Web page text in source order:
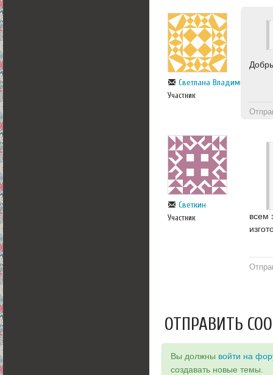
Светлана Владимирова
Участник
Светкин
Участник
всем
ОТПРАВИТЬ
Вы должны войти на
создавать новые темы.